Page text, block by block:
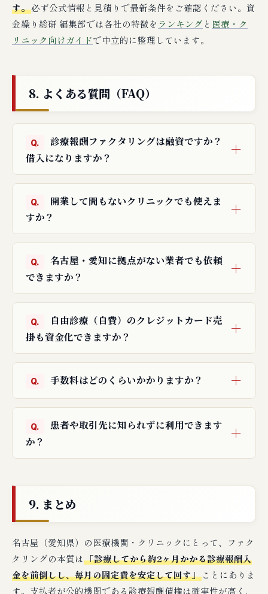
す。必ず公式情報と見積りで最新条件をご確認ください。資
金繰り総研 編集部では各社の特徴を ランキング と 医療・ク
リニック向けガイドで中立的に整理しています。
8. よくある質問（FAQ）
診療報酬ファクタリングは融資ですか？
借入になりますか？
開業して間もないクリニックでも使えま
すか？
名古屋・愛知に拠点がない業者でも依頼
できますか？
自由診療（自費）のクレジットカード売
掛も資金化できますか？
手数料はどのくらいかかりますか？
患者や取引先に知られずに利用できます
か？
9. まとめ
名古屋（愛知県）の医療機関・クリニックにとって、ファク
タリングの本質は「診療してから約2ヶ月かかる診療報酬入
金を前倒しし、毎月の固定費を安定して回す」 ことにありま
す。支払者が公的機関である診療報酬債権は確実性が高く、